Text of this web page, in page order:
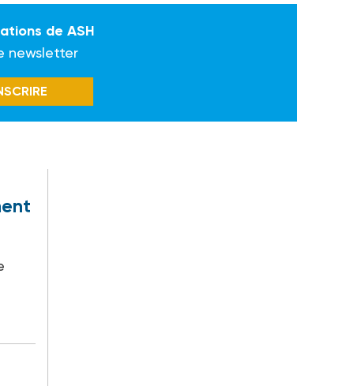
de ASH
newsletter